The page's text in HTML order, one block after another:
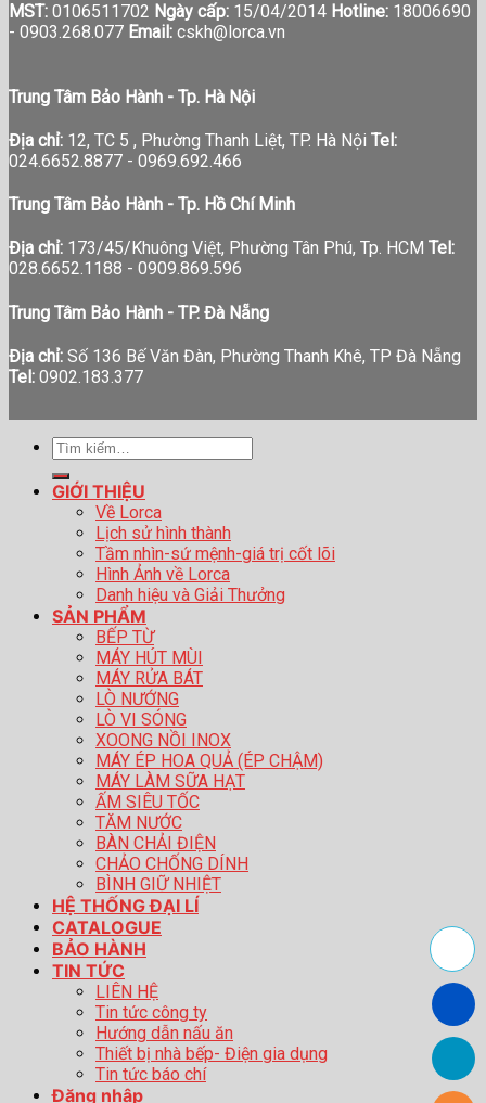
MST: 0106511702 Ngày cấp: 15/04/2014 Hotline: 18006690
- 0903.268.077 Email: cskh@lorca.vn
Trung Tâm Bảo Hành - Tp. Hà Nội
Địa chỉ: 12, TC 5 , Phường Thanh Liệt, TP. Hà Nội Tel:
024.6652.8877 - 0969.692.466
Trung Tâm Bảo Hành - Tp. Hồ Chí Minh
Địa chỉ: 173/45/Khuông Việt, Phường Tân Phú, Tp. HCM Tel:
028.6652.1188 - 0909.869.596
Trung Tâm Bảo Hành - TP. Đà Nẵng
Địa chỉ: Số 136 Bế Văn Đàn, Phường Thanh Khê, TP Đà Nẵng
Tel: 0902.183.377
Tìm
kiếm:
GIỚI THIỆU
Về Lorca
Lịch sử hình thành
Tầm nhìn-sứ mệnh-giá trị cốt lõi
Hình Ảnh về Lorca
Danh hiệu và Giải Thưởng
SẢN PHẨM
BẾP TỪ
MÁY HÚT MÙI
MÁY RỬA BÁT
LÒ NƯỚNG
LÒ VI SÓNG
XOONG NỒI INOX
MÁY ÉP HOA QUẢ (ÉP CHẬM)
MÁY LÀM SỮA HẠT
ẤM SIÊU TỐC
TĂM NƯỚC
BÀN CHẢI ĐIỆN
CHẢO CHỐNG DÍNH
BÌNH GIỮ NHIỆT
HỆ THỐNG ĐẠI LÍ
CATALOGUE
BẢO HÀNH
TIN TỨC
LIÊN HỆ
Tin tức công ty
Hướng dẫn nấu ăn
Thiết bị nhà bếp- Điện gia dụng
Tin tức báo chí
Đăng nhập